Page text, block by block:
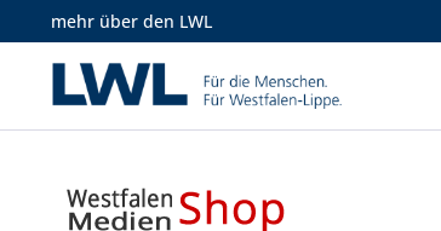
mehr über den LWL